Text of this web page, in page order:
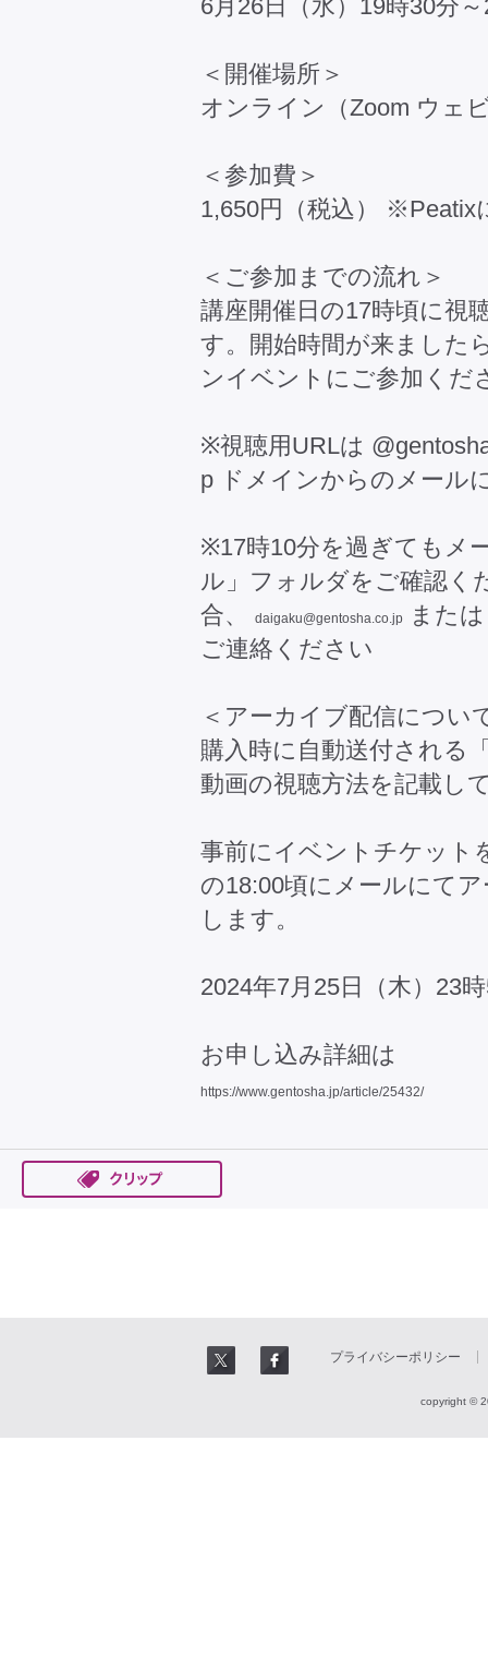
6月26日（水）19時30分
＜開催場所＞
オンライン（Zoom ウェ
＜参加費＞
1,650円（税込） ※Peatix
＜ご参加までの流れ＞
講座開催日の17時頃に視
す。開始時間が来ました
ンイベントにご参加くだ
※視聴用URLは
p ドメインからのメール
※17時10分を過ぎてもメ
ル」フォルダをご確認く
合、
daigaku@gentosha.co.jp
また
ご連絡ください
＜アーカイブ配信につい
購入時に自動送付される
動画の視聴方法を記載し
事前にイベントチケット
の18:00頃にメールにて
します。
2024年7月25日（木）23
お申し込み詳細は
https://www.gentosha.jp/article/25432/
プライバシーポリシー
copyright ©